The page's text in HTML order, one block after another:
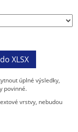
úplné výsledky,
povinné.
vrstvy, nebudou